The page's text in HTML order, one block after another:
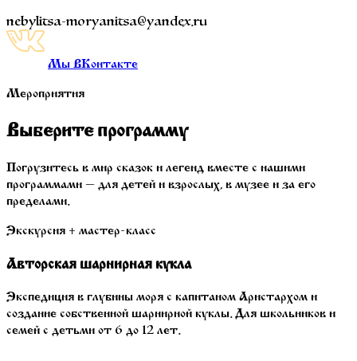
nebylitsa-moryanitsa@yandex.ru
Мы ВКонтакте
Мероприятия
Выберите программу
Погрузитесь в мир сказок и легенд вместе с нашими
программами — для детей и взрослых, в музее и за его
пределами.
Экскурсия + мастер-класс
Авторская шарнирная кукла
Экспедиция в глубины моря с капитаном Аристархом и
создание собственной шарнирной куклы. Для школьников и
семей с детьми от 6 до 12 лет.